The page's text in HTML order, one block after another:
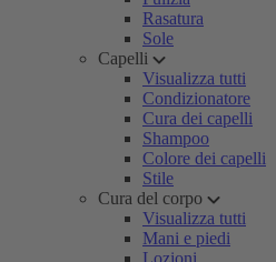
Rasatura
Sole
Capelli
Visualizza tutti
Condizionatore
Cura dei capelli
Shampoo
Colore dei capelli
Stile
Cura del corpo
Visualizza tutti
Mani e piedi
Lozioni